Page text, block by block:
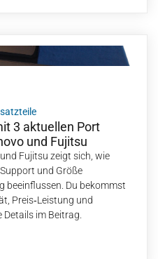
3 aktuellen Port
und Fujitsu
Fujitsu zeigt sich, wie
und Größe
beeinflussen. Du bekommst
Preis‑Leistung und
im Beitrag.